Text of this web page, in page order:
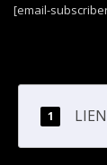
[email-